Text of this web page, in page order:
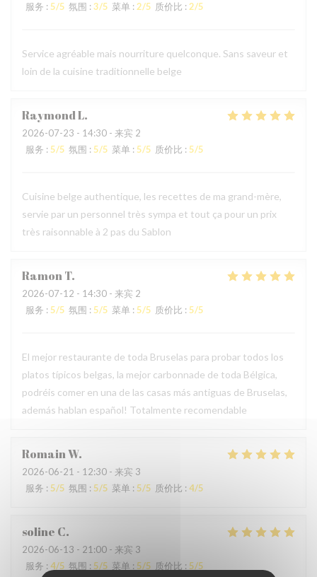
服务 : 5/5 氛围 : 3/5 菜单 : 2/5 质价比 : 2/5
Service agréable mais nourriture quelconque. Sans saveur et
loin de la cuisine traditionnelle belge
RaymondL
2026-07-23 - 14:30 - 来宾 2
服务 : 5/5 氛围 : 5/5 菜单 : 5/5 质价比 : 5/5
Cuisine belge authentique, les recettes de ma grand-mère,
servie par un personnel très sympa et tout ça pour un prix
très raisonnable à 2 pas du Sablon
RamonT
2026-07-12 - 14:30 - 来宾 2
服务 : 5/5 氛围 : 5/5 菜单 : 5/5 质价比 : 5/5
El mejor restaurante de toda Bruselas para probar todos los
platos típicos belgas, la mejor carbonnade de toda Bélgica,
podréis comer en una de las casas más antiguas de Bruselas,
además hablan español! Totalmente recomendable
RomainW
2026-06-21 - 12:30 - 来宾 3
服务 : 5/5 氛围 : 5/5 菜单 : 5/5 质价比 : 4/5
soline C
2026-06-13 - 21:00 - 来宾 3
服务 : 4/5 氛围 : 5/5 菜单 : 5/5 质价比 : 5/5